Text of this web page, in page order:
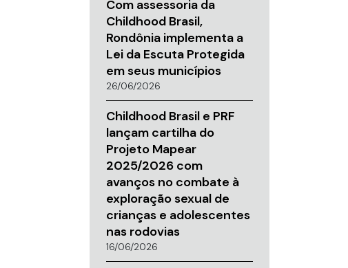
Com assessoria da
Childhood Brasil,
Rondônia implementa a
Lei da Escuta Protegida
em seus municípios
26/06/2026
Childhood Brasil e PRF
lançam cartilha do
Projeto Mapear
2025/2026 com
avanços no combate à
exploração sexual de
crianças e adolescentes
nas rodovias
16/06/2026